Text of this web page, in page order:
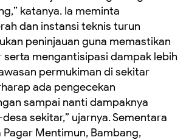
katanya. Ia meminta
dan instansi teknis turun
peninjauan guna memastikan
serta mengantisipasi dampak lebih
permukiman di sekitar
ada pengecekan
sampai nanti dampaknya
sekitar,” ujarnya. Sementara
Pagar Mentimun, Bambang,